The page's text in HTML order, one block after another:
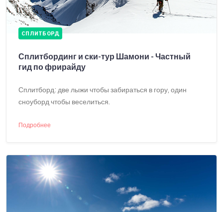
СПЛИТБОРД
Сплитбординг и ски-тур Шамони - Частный
гид по фрирайду
Сплитборд: две лыжи чтобы забираться в гору, один
сноуборд чтобы веселиться.
Подробнее